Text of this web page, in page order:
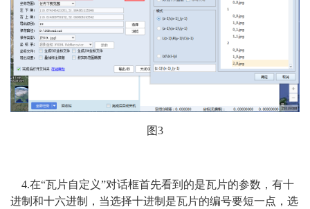
图3
4.在“瓦片自定义”对话框首先看到的是瓦片的参数，有十
进制和十六进制，当选择十进制是瓦片的编号要短一点，选